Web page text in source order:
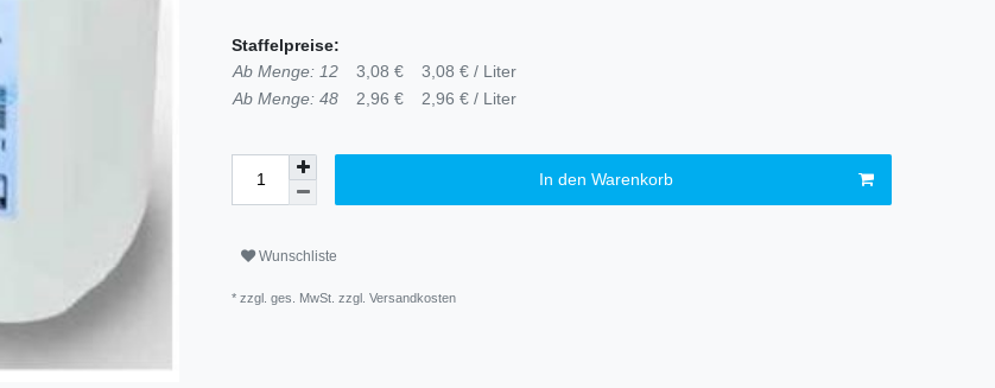
Staffelpreise:
Ab Menge: 12
3,08 €
3,08 € / Liter
Ab Menge: 48
2,96 € 2,96 € / Liter
In den Warenkorb
Wunschliste
* zzgl. ges. MwSt. zzgl. Versandkosten